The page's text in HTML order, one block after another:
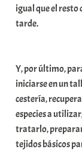
igual que el resto
tarde.
Y, por último,
iniciarse en un
cestería,
especies a
tratarlo,
tejidos básicos